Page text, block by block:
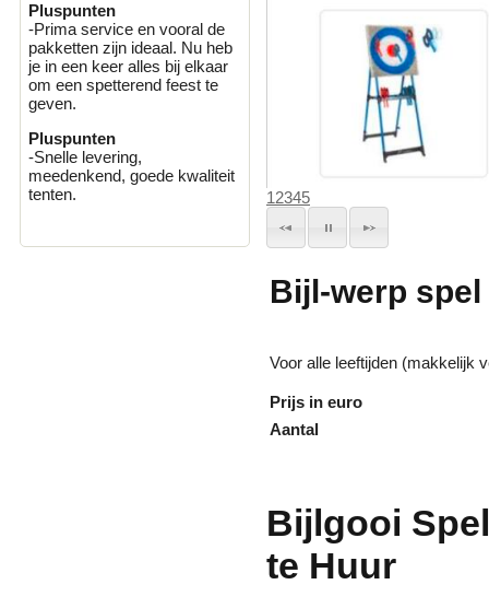
Pluspunten
-Prima service en vooral de
pakketten zijn ideaal. Nu heb
je in een keer alles bij elkaar
om een spetterend feest te
geven.
Pluspunten
-Snelle levering,
meedenkend, goede kwaliteit
tenten.
12345
Bijl-werp
Voor alle leeftijden (makkelijk
Prijs in euro
Aantal
Bijlgooi
te Huur